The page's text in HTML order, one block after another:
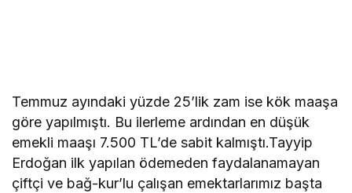
Temmuz ayındaki yüzde 25’lik zam ise kök maaşa
göre yapılmıştı. Bu ilerleme ardından en düşük
emekli maaşı 7.500 TL’de sabit kalmıştı.Tayyip
Erdoğan ilk yapılan ödemeden faydalanamayan
çiftçi ve bağ-kur’lu çalışan emektarlarımız başta